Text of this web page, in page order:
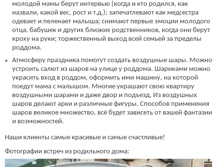
молодой мамы берут интервью (когда и кто родился, как
назвали, какой вес, рост и т.д.); запечатлевают как медсестра
одевает и пеленает малыша; снимают первые эмоции молодого
отца, бабушек и других близких родственников, когда они берут
кроху на руки; торжественный выход всей семьей за пределы
роддома.
Атмосферу праздника помогут создать воздушные шары. Можно
устроить салют из шаров на улице у роддома. Шариками можно
украсить вход в роддом, оформить ими машину, на которой
поедут мама с малышом. Многие украшают свою квартиру
воздушными шарами и даже двор и подъезд. Из воздушных
шаров делают арки и различные фигуры. Способов применения
шаров великое множество, всё будет зависеть от вашей фантазии
и возможностей.
Наши клиенты самые красивые и самые счастливые!
Фотографии встреч из родильного дома: